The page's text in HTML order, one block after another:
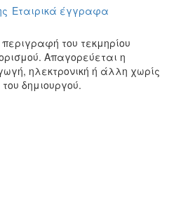
Εταιρικά έγγραφα
του τεκμηρίου
Απαγορεύεται η
ηλεκτρονική ή άλλη χωρίς
δημιουργού.